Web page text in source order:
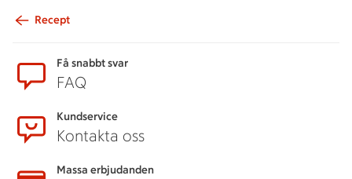
Recept
Få snabbt svar
FAQ
Kundservice
Kontakta oss
Massa erbjudanden